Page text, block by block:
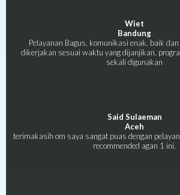
Wiet
Bandung
Pelayanan Bagus, komunikasi enak, baik
dikerjakan sesuai waktu yang dijanjikan,
sekali digunakan
Said Sulaeman
Aceh
terimakasih om saya sangat puas dengan
recommended agan 1 ini.